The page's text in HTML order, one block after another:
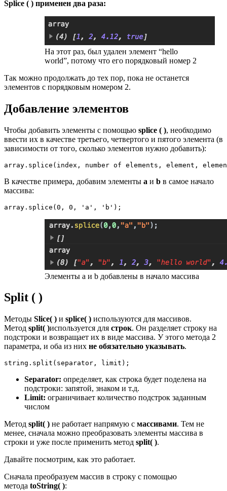
Splice ( ) применен два раза:
На этот раз, был удален элемент “hello
world”, потому что его порядковый номер 2
Так можно продолжать до тех пор, пока не останется
элементов с порядковым номером 2.
Добавление элементов
Чтобы добавить элементы с помощью splice ( ), необходимо
ввести их в качестве третьего, четвертого и пятого элемента (в
зависимости от того, сколько элементов нужно добавить):
array.splice(index, number of elements, element,
В качестве примера, добавим элементы a и b в самое начало
массива:
array.splice(0, 0, 'a', 'b');
Элементы a и b добавлены в начало массива
Split ( )
Методы Slice( ) и splice( ) используются для массивов.
Метод split( )используется для строк. Он разделяет строку на
подстроки и возвращает их в виде массива. У этого метода 2
параметра, и оба из них не обязательно указывать.
string.split(separator, limit);
Separator: определяет, как строка будет поделена на
подстроки: запятой, знаком и т.д.
Limit: ограничивает количество подстрок заданным
числом
Метод split( ) не работает напрямую с массивами. Тем не
менее, сначала можно преобразовать элементы массива в
строки и уже после применить метод split( ).
Давайте посмотрим, как это работает.
Сначала преобразуем массив в строку с помощью
метода toString( ):